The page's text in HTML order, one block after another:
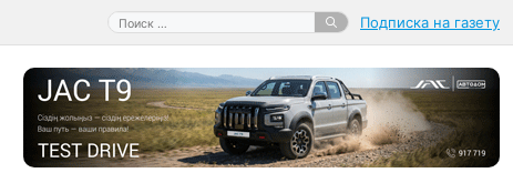
Поиск: Подписка на газету